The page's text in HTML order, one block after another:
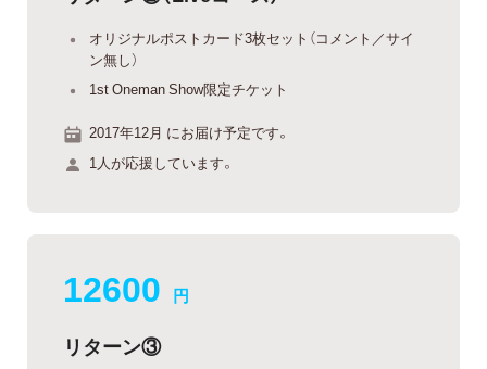
オリジナルポストカード3枚セット（コメント／サイ
ン無し）
1st Oneman Show限定チケット
2017年12月 にお届け予定です。
1人が応援しています。
12600 円
リターン③